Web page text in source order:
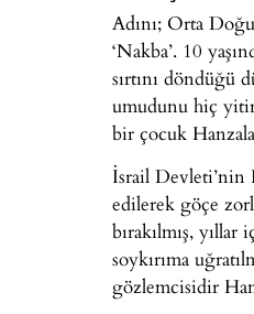
Adını; Orta
‘Nakba’. 10
sırtını döndüğü
umudunu hiç
bir çocuk
İsrail Devleti’nin
edilerek göçe
bırakılmış,
soykırıma
gözlemcisidir